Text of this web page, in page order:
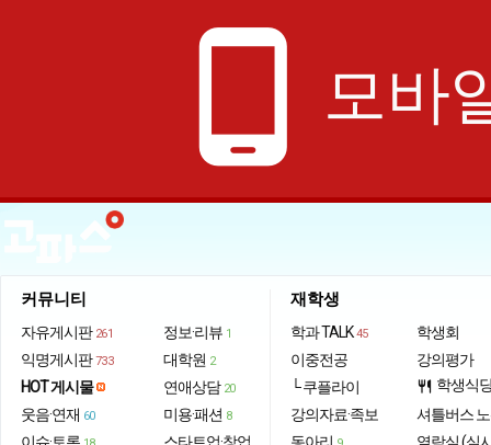
phone_android 모바
커뮤니티
자유게시판 261
익명게시판 733
HOT 게시물
웃음·연재 60
정보·리뷰 1
대학원 2
연애상담 20
미용·패션 8
재학생
학과 TALK 45
이중전공
└ 쿠플라이
강의자료·족보
학생회
강의평가
restaurant 학생식
셔틀버스